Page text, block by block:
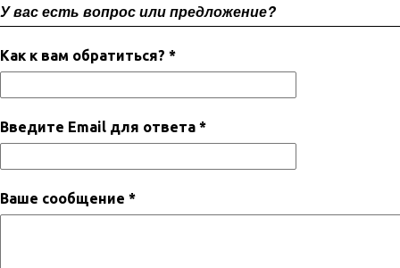
У вас есть вопрос или предложение?
Как к вам обратиться? *
Введите Email для ответа *
Ваше сообщение *